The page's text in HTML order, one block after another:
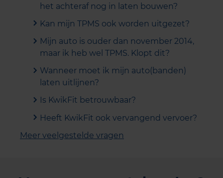
het achteraf nog in laten bouwen?
Kan mijn TPMS ook worden uitgezet?
Mijn auto is ouder dan november 2014,
maar ik heb wel TPMS. Klopt dit?
Wanneer moet ik mijn auto(banden)
laten uitlijnen?
Is KwikFit betrouwbaar?
Heeft KwikFit ook vervangend vervoer?
Meer veelgestelde vragen